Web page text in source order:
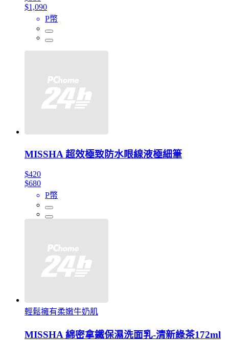
$1,090
P幣
MISSHA 超效極致防水眼線液極細筆
$420
$680
P幣
輕鬆擁有柔嫩牛奶肌
MISSHA 綿密拿鐵保濕洗面乳-清新綠茶172ml